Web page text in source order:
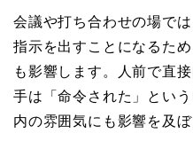
会議や打ち合わせの場で
指示を出すことになるた
も影響します。人前で直
手は「命令された」とい
内の雰囲気にも影響を及ぼ